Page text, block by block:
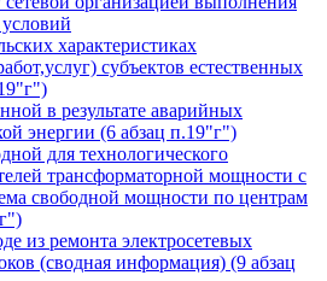
характеристиках
субъектов естественных
в результате аварийных
энергии (6 абзац п.19"г")
для технологического
трансформаторной мощности с
свободной мощности по центрам
из ремонта электросетевых
(сводная информация) (9 абзац